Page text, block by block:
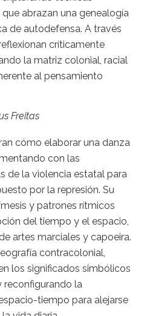
abrazan una genealogía
de autodefensa. A través
críticamente
la matriz colonial, racial
al pensamiento
Freitas
cómo elaborar una danza
con las
de la violencia estatal para
por la represión. Su
y patrones rítmicos
del tiempo y el espacio,
artes marciales y capoeira.
contracolonial,
los significados simbólicos
reconfigurando la
tiempo para alejarse